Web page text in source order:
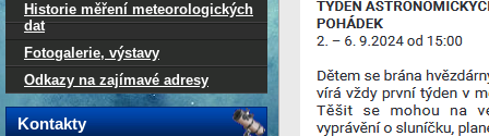
Historie měření meteorologických
dat
Fotogalerie, výstavy
Odkazy na zajímavé adresy
Kontakty